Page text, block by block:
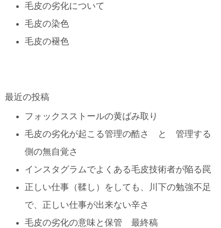
毛皮の劣化について
毛皮の染色
毛皮の褪色
最近の投稿
フォックスストールの黄ばみ取り
毛皮の劣化が起こる管理の酷さ と 管理する
側の無自覚さ
インスタグラムでよくある毛皮技術者が陥る罠
正しい仕事（鞣し）をしても、川下の勉強不足
で、正しい仕事が出来ない辛さ
毛皮の劣化の意味と保管 最終稿